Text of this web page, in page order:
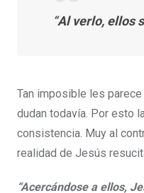
“Al verlo, ellos
Tan imposible les
dudan todavía. Por esto
consistencia. Muy al
realidad de Jesús
“Acercándose a ellos,